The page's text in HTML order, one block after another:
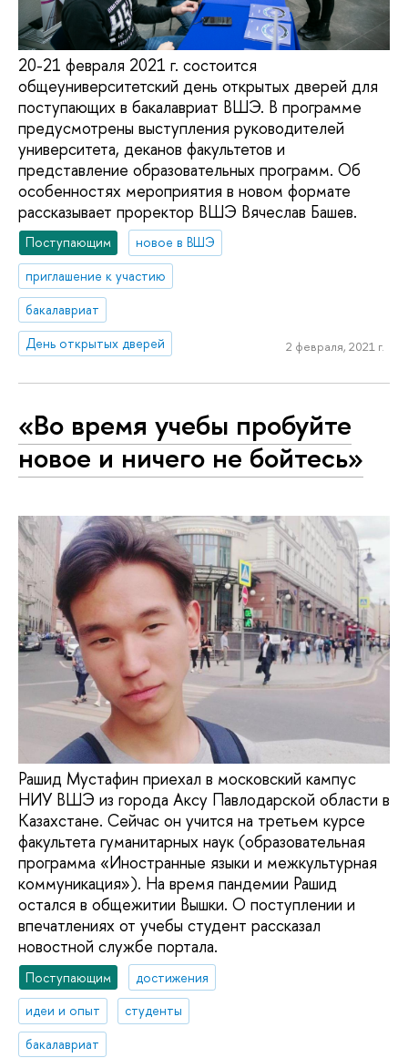
20-21 февраля 2021 г. состоится
общеуниверситетский день открытых дверей для
поступающих в бакалавриат ВШЭ. В программе
предусмотрены выступления руководителей
университета, деканов факультетов и
представление образовательных программ. Об
особенностях мероприятия в новом формате
рассказывает проректор ВШЭ Вячеслав Башев.
Поступающим
новое в ВШЭ
приглашение к участию
бакалавриат
День открытых дверей
2 февраля, 2021 г.
«Во время учебы пробуйте
новое и ничего не бойтесь»
Рашид Мустафин приехал в московский кампус
НИУ ВШЭ из города Аксу Павлодарской области в
Казахстане. Сейчас он учится на третьем курсе
факультета гуманитарных наук (образовательная
программа «Иностранные языки и межкультурная
коммуникация»). На время пандемии Рашид
остался в общежитии Вышки. О поступлении и
впечатлениях от учебы студент рассказал
новостной службе портала.
Поступающим
достижения
идеи и опыт
студенты
бакалавриат